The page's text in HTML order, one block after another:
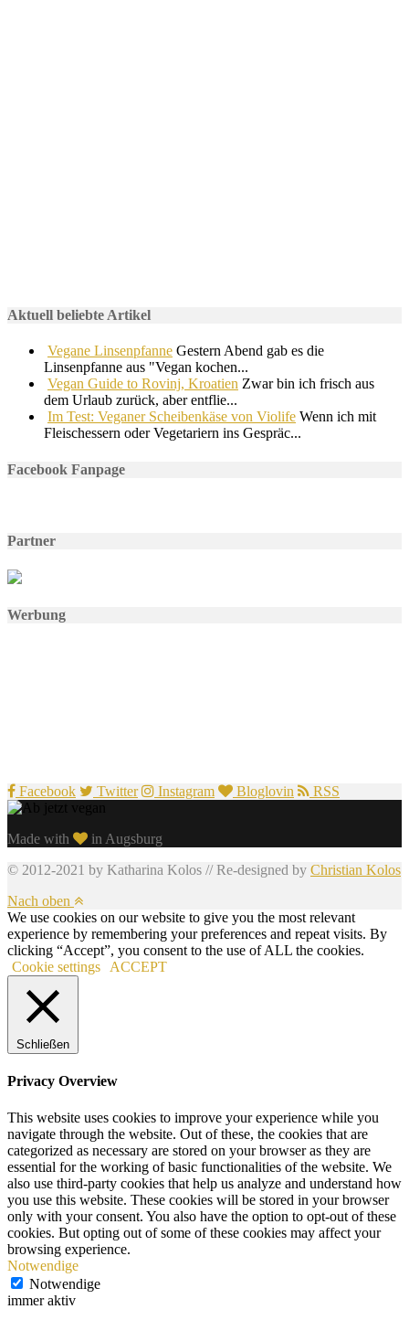
Aktuell beliebte Artikel
Vegane Linsenpfanne Gestern Abend gab es die
Linsenpfanne aus "Vegan kochen...
Vegan Guide to Rovinj, Kroatien Zwar bin ich frisch aus
dem Urlaub zurück, aber entflie...
Im Test: Veganer Scheibenkäse von Violife Wenn ich mit
Fleischessern oder Vegetariern ins Gespräc...
Facebook Fanpage
Partner
Werbung
Facebook Twitter Instagram Bloglovin RSS
Made with
in Augsburg
© 2012-2021 by Katharina Kolos // Re-designed by Christian Kolos
Nach oben
We use cookies on our website to give you the most relevant
experience by remembering your preferences and repeat visits. By
clicking “Accept”, you consent to the use of ALL the cookies.
Cookie settings
ACCEPT
Schließen
Privacy Overview
This website uses cookies to improve your experience while you
navigate through the website. Out of these, the cookies that are
categorized as necessary are stored on your browser as they are
essential for the working of basic functionalities of the website. We
also use third-party cookies that help us analyze and understand how
you use this website. These cookies will be stored in your browser
only with your consent. You also have the option to opt-out of these
cookies. But opting out of some of these cookies may affect your
browsing experience.
Notwendige
Notwendige
immer aktiv